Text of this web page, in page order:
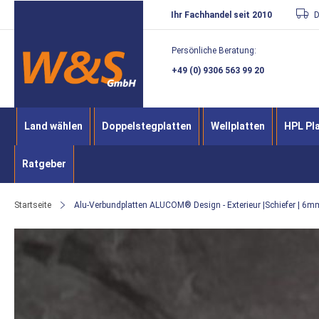
Direkt
zum
Inhalt
Ihr Fachhandel seit 2010
Persönliche Beratung:
+49 (0) 9306 563 99 20
Land wählen Doppelstegplatten Wellplatten HPL
Ratgeber
Startseite Alu-Verbundplatten ALUCOM® Design - Exterieur |Schiefer |
Zum
Ende